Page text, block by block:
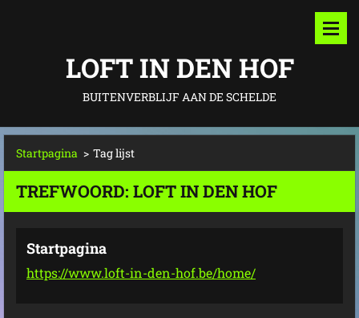
LOFT IN DEN HOF
BUITENVERBLIJF AAN DE SCHELDE
Startpagina > Tag lijst
TREFWOORD: LOFT IN DEN HOF
Startpagina
https://www.loft-in-den-hof.be/home/